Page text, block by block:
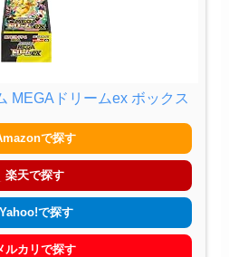
MEGAドリームex ボックス
で探す
楽天で探す
で探す
ルカリで探す